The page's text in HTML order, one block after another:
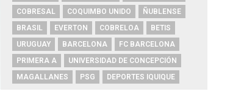
COBRESAL
COQUIMBO UNIDO
ÑUBLENSE
BRASIL
EVERTON COBRELOA
BETIS
URUGUAY
BARCELONA
FC BARCELONA
PRIMERA A
UNIVERSIDAD DE CONCEPCIÓN
MAGALLANES
PSG DEPORTES IQUIQUE